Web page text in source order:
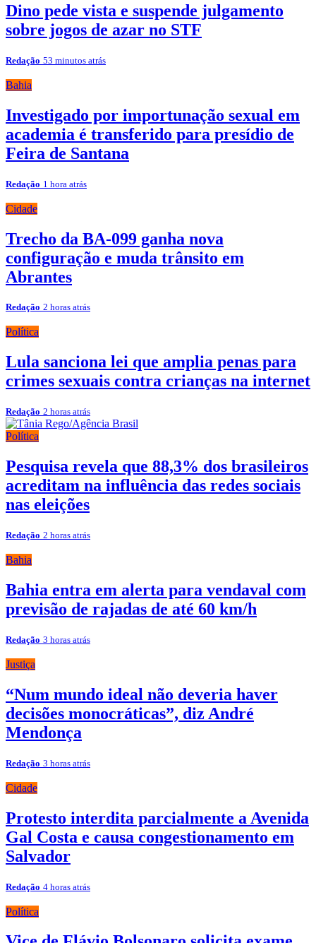
Dino pede vista e suspende julgamento
sobre jogos de azar no STF
Redação 53 minutos atrás
Bahia
Investigado por importunação sexual em
academia é transferido para presídio de
Feira de Santana
Redação 1 hora atrás
Cidade
Trecho da BA-099 ganha nova
configuração e muda trânsito em
Abrantes
Redação 2 horas atrás
Política
Lula sanciona lei que amplia penas para
crimes sexuais contra crianças na internet
Redação 2 horas atrás
Política
Pesquisa revela que 88,3% dos brasileiros
acreditam na influência das redes sociais
nas eleições
Redação 2 horas atrás
Bahia
Bahia entra em alerta para vendaval com
previsão de rajadas de até 60 km/h
Redação 3 horas atrás
Justiça
“Num mundo ideal não deveria haver
decisões monocráticas”, diz André
Mendonça
Redação 3 horas atrás
Cidade
Protesto interdita parcialmente a Avenida
Gal Costa e causa congestionamento em
Salvador
Redação 4 horas atrás
Política